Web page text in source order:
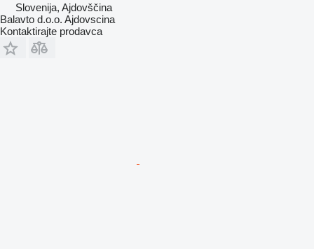
Slovenija, Ajdovščina
Balavto d.o.o. Ajdovscina
Kontaktirajte prodavca